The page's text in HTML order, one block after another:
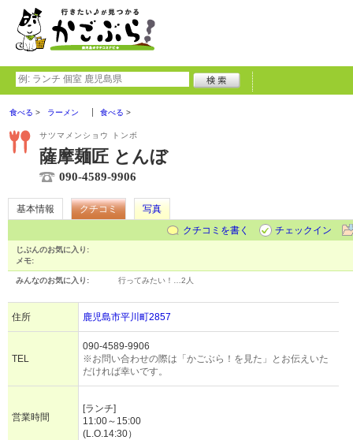
食べる ラーメン 食べる
サツマメンショウ トンボ
薩摩麺匠 とんぼ
090-4589-9906
基本情報 クチコミ
写真
クチコミを書く
チェックイン
じぶんのお気に入り:
メモ:
みんなのお気に入り: 行ってみたい！… 2人
住所 鹿児島市平川町2857
TEL
090-4589-9906
※お問い合わせの際は「かごぶら！を見た」とお伝えいた
だければ幸いです。
営業時間
[ランチ]
11:00～15:00
(L.O.14:30）